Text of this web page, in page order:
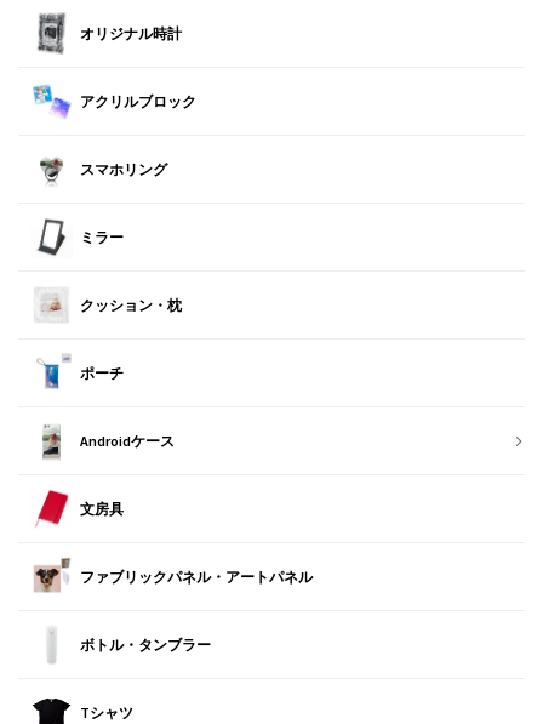
オリジナル時計
アクリルブロック
スマホリング
ミラー
クッション・枕
ポーチ
Androidケース
文房具
ファブリックパネル・アートパネル
ボトル・タンブラー
Tシャツ